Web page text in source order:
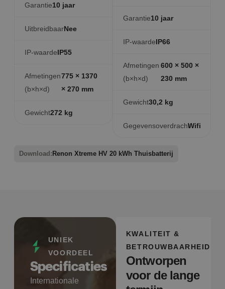
Garantie10 jaar
UitbreidbaarNee
IP-waardeIP55
Afmetingen
(b×h×d)
775 × 1370
× 270 mm
Gewicht272 kg
Garantie10 jaar
IP-waardeIP66
Afmetingen
(b×h×d)
600 × 500 ×
230 mm
Gewicht30,2 kg
GegevensoverdrachtWifi
Download: Renon Xtreme HV 20 kWh Thuisbatterij
UNIEK
VOORDEEL
Specificaties
Internationale
KWALITEIT &
BETROUWBAARHEID
Ontworpen
voor de lange